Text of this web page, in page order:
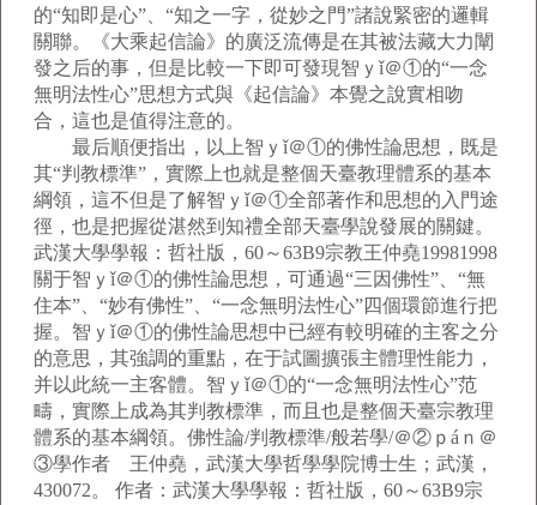
的“知即是心”、“知之一字，從妙之門”諸說緊密的邏輯
關聯。《大乘起信論》的廣泛流傳是在其被法藏大力闡
發之后的事，但是比較一下即可發現智ｙǐ＠①的“一念
無明法性心”思想方式與《起信論》本覺之說實相吻
合，這也是值得注意的。
最后順便指出，以上智ｙǐ＠①的佛性論思想，既是
其“判教標準”，實際上也就是整個天臺教理體系的基本
綱領，這不但是了解智ｙǐ＠①全部著作和思想的入門途
徑，也是把握從湛然到知禮全部天臺學說發展的關鍵。
武漢大學學報：哲社版，60～63B9宗教王仲堯19981998
關于智ｙǐ＠①的佛性論思想，可通過“三因佛性”、“無
住本”、“妙有佛性”、“一念無明法性心”四個環節進行把
握。智ｙǐ＠①的佛性論思想中已經有較明確的主客之分
的意思，其強調的重點，在于試圖擴張主體理性能力，
并以此統一主客體。智ｙǐ＠①的“一念無明法性心”范
疇，實際上成為其判教標準，而且也是整個天臺宗教理
體系的基本綱領。佛性論/判教標準/般若學/＠②ｐáｎ＠
③學作者 王仲堯，武漢大學哲學學院博士生；武漢，
430072。 作者：武漢大學學報：哲社版，60～63B9宗